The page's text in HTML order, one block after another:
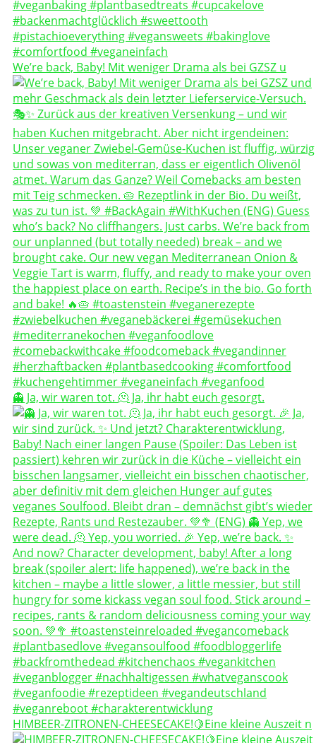
We’re back, Baby! Mit weniger Drama als bei GZSZ u
👻 Ja, wir waren tot. 🫠 Ja, ihr habt euch gesorgt.
HIMBEER-ZITRONEN-CHEESECAKE!🍋Eine kleine Auszeit n